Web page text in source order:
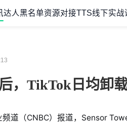
达人黑名单资源对接TTS线下实战
，TikTok日均卸
道（CNBC）报道，Sensor